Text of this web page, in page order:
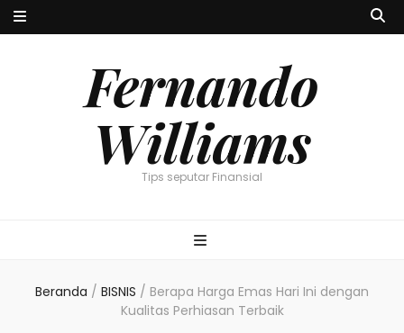
Fernando
Williams
Tips seputar Finansial
Beranda / BISNIS / Berapa Harga Emas Hari Ini dengan
Kualitas Perhiasan Terbaik